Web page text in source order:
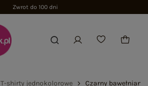
Zwrot do 100 dni
T-shirty jednokolorowe Czarny